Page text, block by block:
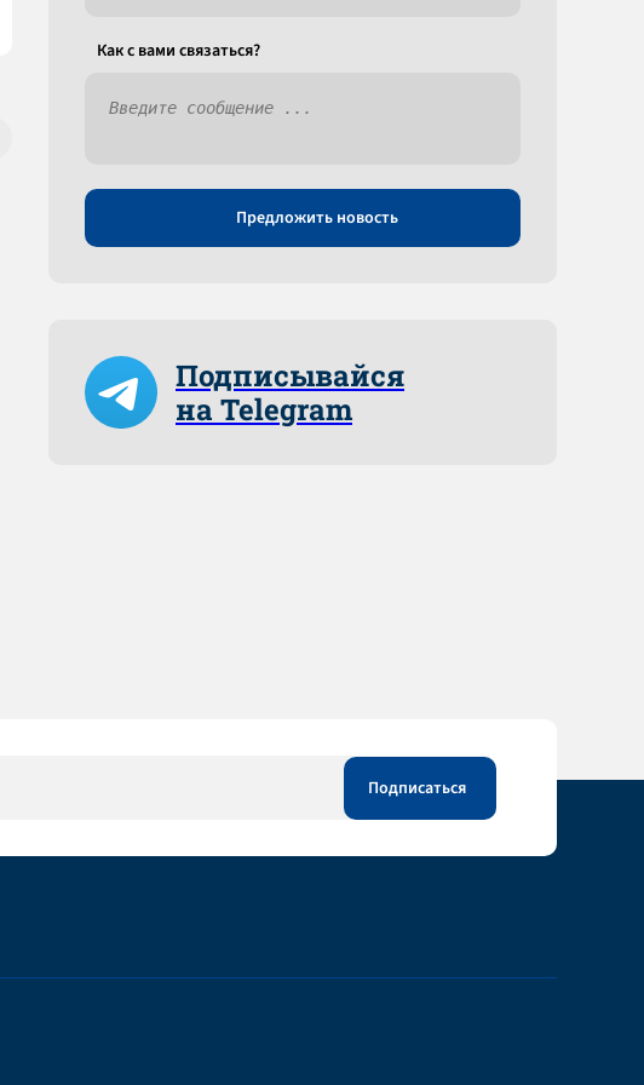
Как c вами связаться?
Предложить новость
Подписывайся
на Telegram